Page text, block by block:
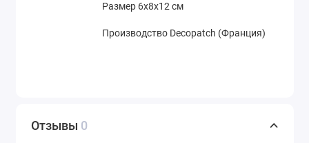
Размер 6х8х12 см
Производство Decopatch (Франция)
Отзывы 0